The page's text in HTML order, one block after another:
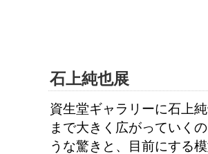
石上純也展
資生堂ギャラリーに石上
まで大きく広がっていく
うな驚きと、目前にする